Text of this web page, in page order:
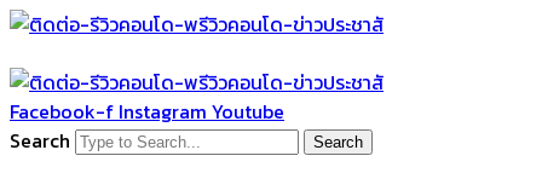
Skip
content
Facebook-f Instagram Youtube
Search
Search